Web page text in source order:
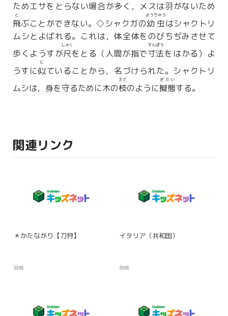
ためエサをとらない場合が多く，メスは羽がないため
飛
と
ぶことができない。◇シャクガの幼虫
ようちゅう
はシャクトリ
ムシとよばれる。これは，体全体をのびちぢみさせて
歩くようすが尺
しゃく
をとる（人間が指で寸法
すんぽう
をはかる）よ
うすに似
に
ていることから，名づけられた。シャクトリ
ムシは，身を守るために木の枝
えだ
のように擬態
ぎたい
する。
関連リンク
＊かたながり【刀狩】
辞典
イタリア（共和国）
辞典